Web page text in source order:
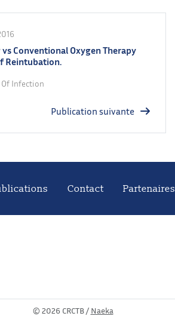
Conventional Oxygen Therapy
Reintubation.
Infection
Publication suivante
Contact Partenaires
© 2026 CRCTB / Naeka